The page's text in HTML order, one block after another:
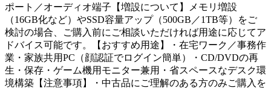
ポート／オーディオ端子【増設について】メモリ増設
（16GB化など）やSSD容量アップ（500GB／1TB等）をご
検討の場合、ご購入前にご相談いただければ用途に応じてア
ドバイス可能です。【おすすめ用途】・在宅ワーク／事務作
業・家族共用PC（顔認証でログイン簡単）・CD/DVDの再
生・保存・ゲーム機用モニター兼用・省スペースなデスク環
境構築【注意事項】・中古品にご理解のある方のみご購入を